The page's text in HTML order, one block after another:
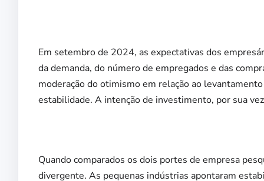
Em setembro de 2024, as expectativas dos
da demanda, do número de empregados e das
moderação do otimismo em relação ao
estabilidade. A intenção de investimento, por sua
Quando comparados os dois portes de empresa
divergente. As pequenas indústrias apontaram